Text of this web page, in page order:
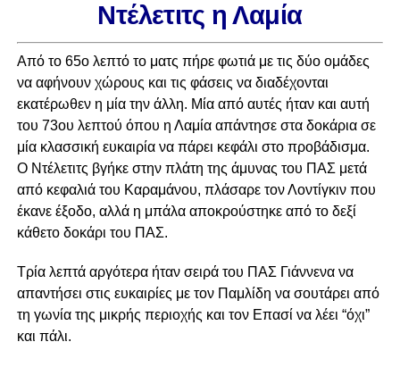
Ντέλετιτς η Λαμία
Από το 65ο λεπτό το ματς πήρε φωτιά με τις δύο ομάδες
να αφήνουν χώρους και τις φάσεις να διαδέχονται
εκατέρωθεν η μία την άλλη. Μία από αυτές ήταν και αυτή
του 73ου λεπτού όπου η Λαμία απάντησε στα δοκάρια σε
μία κλασσική ευκαιρία να πάρει κεφάλι στο προβάδισμα.
Ο Ντέλετιτς βγήκε στην πλάτη της άμυνας του ΠΑΣ μετά
από κεφαλιά του Καραμάνου, πλάσαρε τον Λοντίγκιν που
έκανε έξοδο, αλλά η μπάλα αποκρούστηκε από το δεξί
κάθετο δοκάρι του ΠΑΣ.
Τρία λεπτά αργότερα ήταν σειρά του ΠΑΣ Γιάννενα να
απαντήσει στις ευκαιρίες με τον Παμλίδη να σουτάρει από
τη γωνία της μικρής περιοχής και τον Επασί να λέει “όχι”
και πάλι.